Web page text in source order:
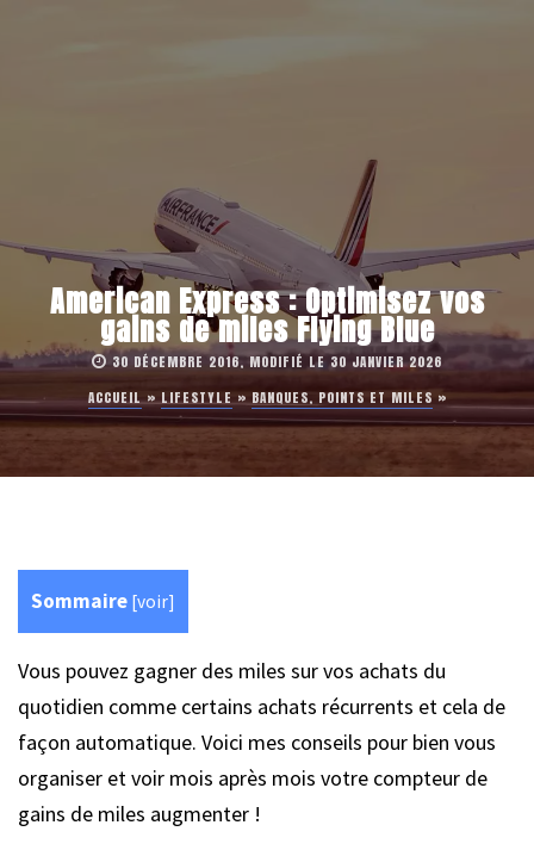
American Express : Optimisez vos
gains de miles Flying Blue
30 DÉCEMBRE 2016, MODIFIÉ LE 30 JANVIER 2026
ACCUEIL»LIFESTYLE»BANQUES, POINTS ET MILES »
Sommaire [voir]
Vous pouvez gagner des miles sur vos achats du
quotidien comme certains achats récurrents et cela de
façon automatique. Voici mes conseils pour bien vous
organiser et voir mois après mois votre compteur de
gains de miles augmenter !